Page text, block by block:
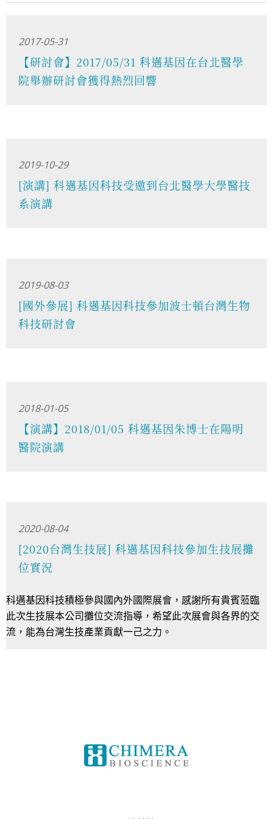
2017-05-31
【研討會】2017/05/31 科邁基因在台北醫學
院舉辦研討會獲得熱烈回響
2019-10-29
[演講] 科邁基因科技受邀到台北醫學大學醫技
系演講
2019-08-03
[國外參展] 科邁基因科技參加波士頓台灣生物
科技研討會
2018-01-05
【演講】2018/01/05 科邁基因朱博士在陽明
醫院演講
2020-08-04
[2020台灣生技展] 科邁基因科技參加生技展攤
位實況
科邁基因科技積極參與國內外國際展會，感謝所有貴賓蒞臨
此次生技展本公司攤位交流指導，希望此次展會與各界的交
流，能為台灣生技產業貢獻一己之力。